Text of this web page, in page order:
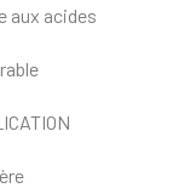
aux acides